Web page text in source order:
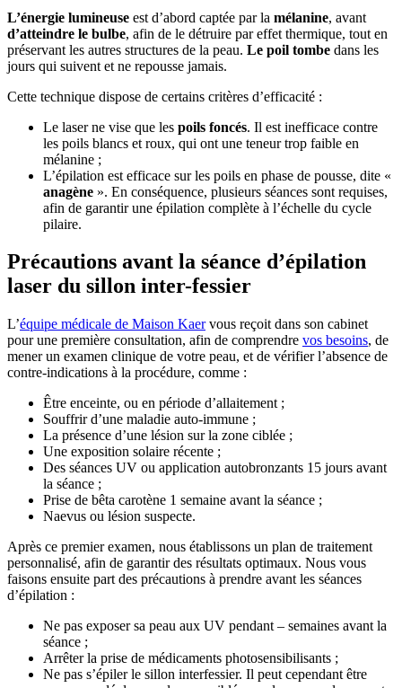
L’énergie lumineuse est d’abord captée par la mélanine, avant
d’atteindre le bulbe, afin de le détruire par effet thermique, tout en
préservant les autres structures de la peau. Le poil tombe dans les
jours qui suivent et ne repousse jamais.
Cette technique dispose de certains critères d’efficacité :
Le laser ne vise que les poils foncés. Il est inefficace contre
les poils blancs et roux, qui ont une teneur trop faible en
mélanine ;
L’épilation est efficace sur les poils en phase de pousse, dite «
anagène ». En conséquence, plusieurs séances sont requises,
afin de garantir une épilation complète à l’échelle du cycle
pilaire.
Précautions avant la séance d’épilation
laser du sillon inter-fessier
L’équipe médicale de Maison Kaervous reçoit dans son cabinet
pour une première consultation, afin de comprendre vos besoins, de
mener un examen clinique de votre peau, et de vérifier l’absence de
contre-indications à la procédure, comme :
Être enceinte, ou en période d’allaitement ;
Souffrir d’une maladie auto-immune ;
La présence d’une lésion sur la zone ciblée ;
Une exposition solaire récente ;
Des séances UV ou application autobronzants 15 jours avant
la séance ;
Prise de bêta carotène 1 semaine avant la séance ;
Naevus ou lésion suspecte.
Après ce premier examen, nous établissons un plan de traitement
personnalisé, afin de garantir des résultats optimaux. Nous vous
faisons ensuite part des précautions à prendre avant les séances
d’épilation :
Ne pas exposer sa peau aux UV pendant – semaines avant la
séance ;
Arrêter la prise de médicaments photosensibilisants ;
Ne pas s’épiler le sillon interfessier. Il peut cependant être